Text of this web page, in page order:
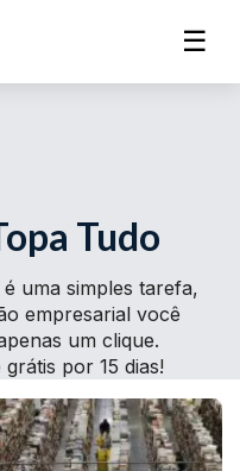
☰
Tudo
uma simples tarefa,
empresarial você
um clique.
por 15 dias!